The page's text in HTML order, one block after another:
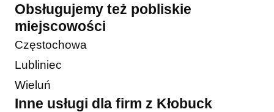
Obsługujemy też pobliskie
miejscowości
Częstochowa
Lubliniec
Wieluń
Inne usługi dla firm z Kłobuck